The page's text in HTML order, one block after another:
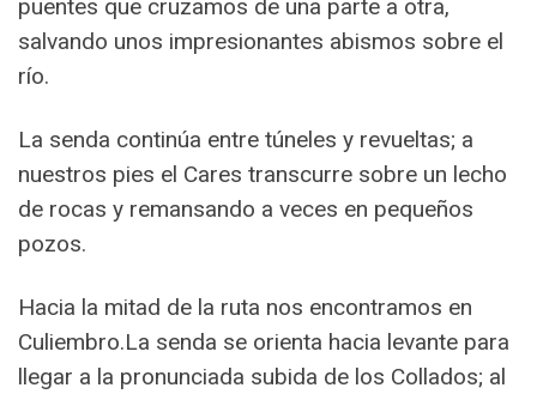
puentes que cruzamos de una parte a otra,
salvando unos impresionantes abismos sobre el
río.
La senda continúa entre túneles y revueltas; a
nuestros pies el Cares transcurre sobre un lecho
de rocas y remansando a veces en pequeños
pozos.
Hacia la mitad de la ruta nos encontramos en
Culiembro.La senda se orienta hacia levante para
llegar a la pronunciada subida de los Collados; al